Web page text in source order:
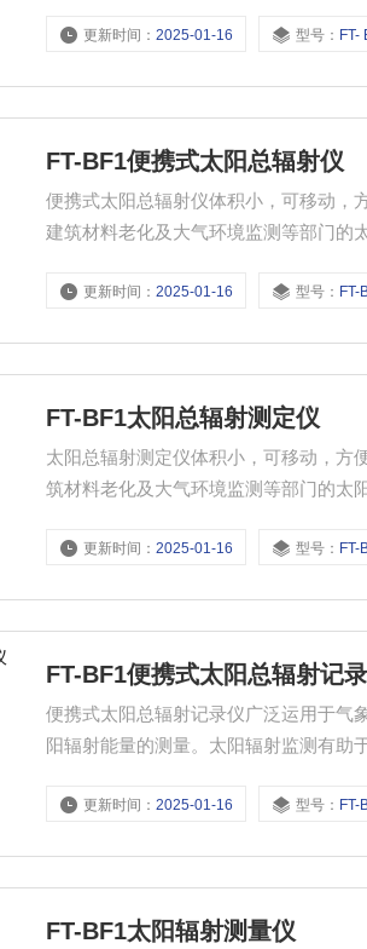
更新时间：2025-01-16 型号： FT-
FT-BF1便携式太阳总辐射仪
便携式太阳总辐射仪体积小，可移动，
建筑材料老化及大气环境监测等部门的
更新时间：2025-01-16 型号： FT-
FT-BF1太阳总辐射测定仪
太阳总辐射测定仪体积小，可移动，方
筑材料老化及大气环境监测等部门的太
更新时间：2025-01-16 型号： FT-
FT-BF1便携式太阳总辐射记
便携式太阳总辐射记录仪广泛运用于气
阳辐射能量的测量。太阳辐射监测有助
更新时间：2025-01-16 型号： FT-
FT-BF1太阳辐射测量仪